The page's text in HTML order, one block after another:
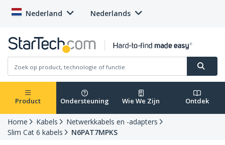
Nederland Nederlands
Product Ondersteuning Wie We Zijn Ontdek
Home Kabels
Netwerkkabels en -adapters
Slim Cat 6 kabels
N6PAT7MPKS